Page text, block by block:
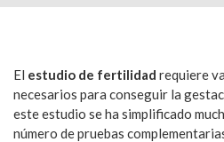
El estudio de fertilidad requiere
necesarios para conseguir la
este estudio se ha simplificado
número de pruebas